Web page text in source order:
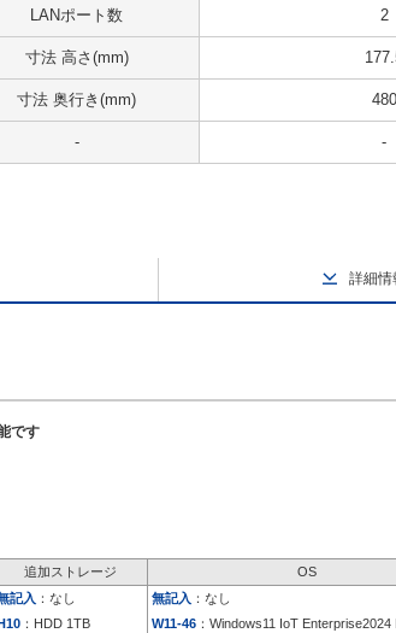
LANポート数 2
寸法 高さ(mm)
寸法 奥行き(mm) 480
- -
詳細情
です
追加ストレージ OS
記入 ：なし 無記入 ：なし
：HDD 1TB W11-46 ：Windows11 IoT Enterprise2024